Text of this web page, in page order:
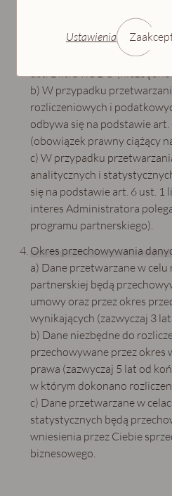
Podstawa prawna
a) W przypadku zawarcia
przetwarzanie danych
ust. 1 lit. b RODO
b) W przypadku
rozliczeniowych i
odbywa się na podstawie art.
(obowiązek prawny ciążący
c) W przypadku
analitycznych i
się na podstawie art. 6 ust. 1
interes Administratora
programu partnerskiego).
Okres przechowywania
a) Dane przetwarzane w
partnerskiej będą
umowy oraz przez okres
wynikających (zazwyczaj 3
b) Dane niezbędne do
przechowywane przez okres
prawa (zazwyczaj 5 lat od
w którym dokonano
c) Dane przetwarzane w
statystycznych będą
wniesienia przez Ciebie
biznesowego.
Ustawienia